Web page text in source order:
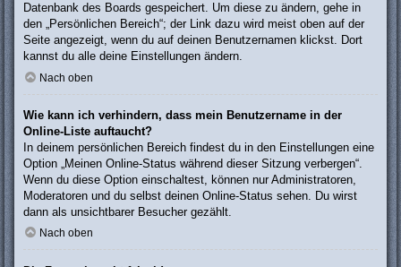
Datenbank des Boards gespeichert. Um diese zu ändern, gehe in
den „Persönlichen Bereich“; der Link dazu wird meist oben auf der
Seite angezeigt, wenn du auf deinen Benutzernamen klickst. Dort
kannst du alle deine Einstellungen ändern.
Nach oben
Wie kann ich verhindern, dass mein Benutzername in der
Online-Liste auftaucht?
In deinem persönlichen Bereich findest du in den Einstellungen eine
Option „Meinen Online-Status während dieser Sitzung verbergen“.
Wenn du diese Option einschaltest, können nur Administratoren,
Moderatoren und du selbst deinen Online-Status sehen. Du wirst
dann als unsichtbarer Besucher gezählt.
Nach oben